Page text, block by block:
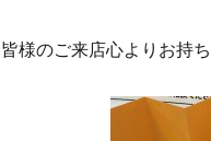
皆様のご来店心よりお持